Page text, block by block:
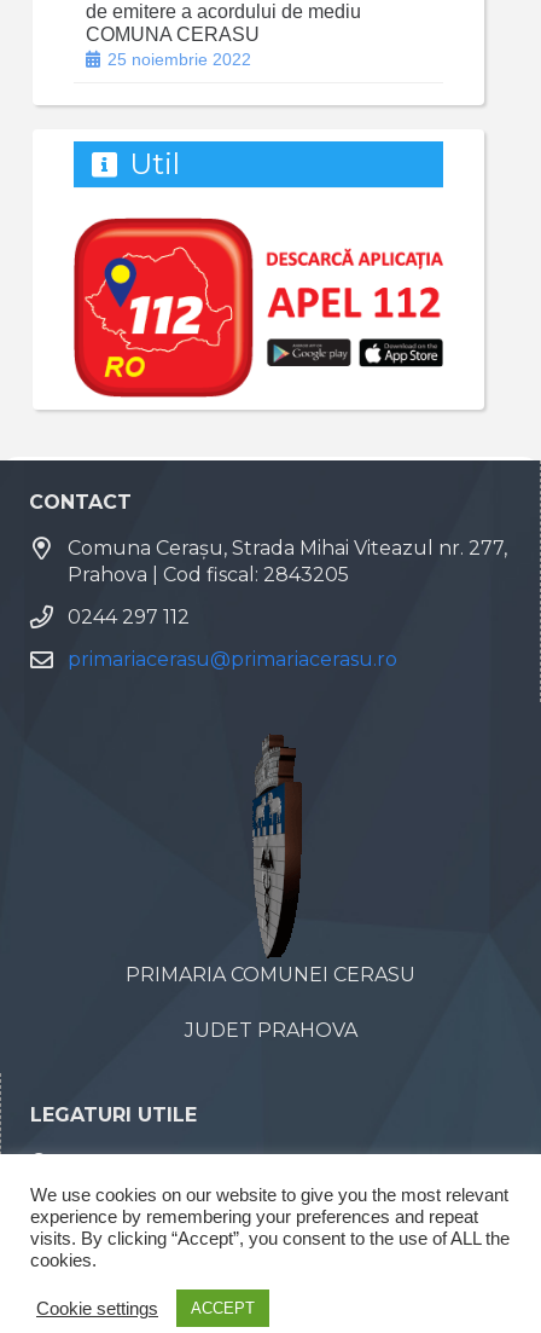
de emitere a acordului de mediu
COMUNA CERASU
25 noiembrie 2022
Util
CONTACT
Comuna Cerașu, Strada Mihai Viteazul nr. 277,
Prahova | Cod fiscal: 2843205
0244 297 112
primariacerasu@primariacerasu.ro
PRIMARIA COMUNEI CERASU
JUDET PRAHOVA
LEGATURI UTILE
Declaratii de interese
Rapoarte legea 52/2003
We use cookies on our website to give you the most relevant
experience by remembering your preferences and repeat
visits. By clicking “Accept”, you consent to the use of ALL the
cookies.
Cookie settings ACCEPT